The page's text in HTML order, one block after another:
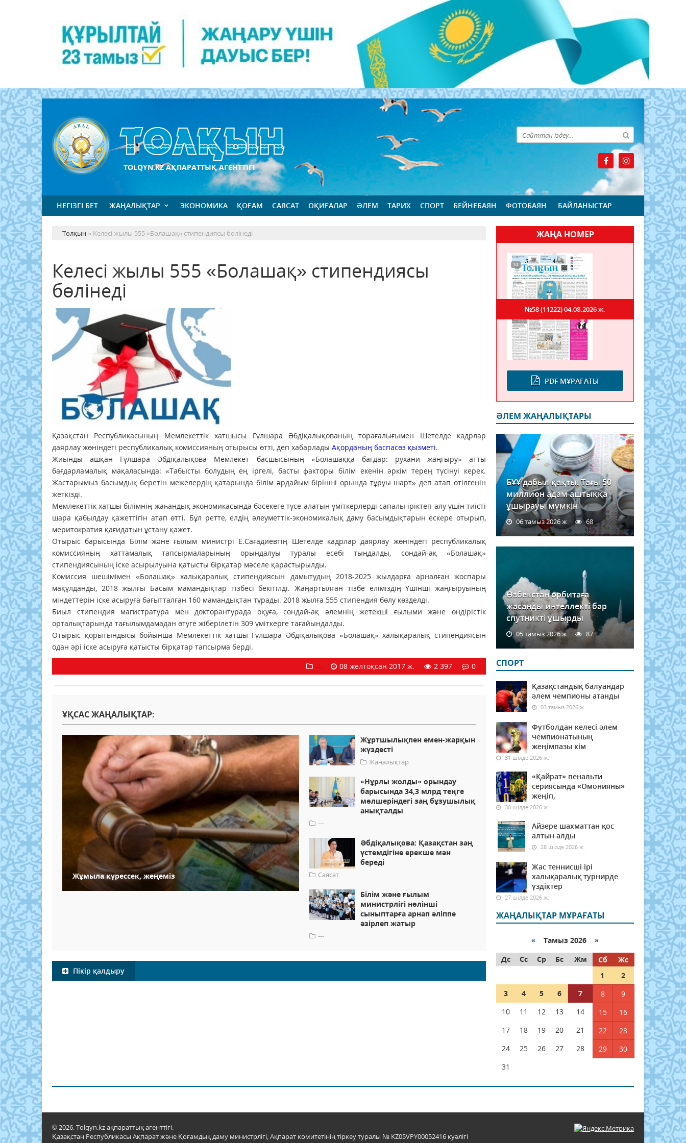
TOLQYN.KZ АҚПАРАТТЫҚ АГЕНТТІГІ
НЕГІЗГІ БЕТ ЖАҢАЛЫҚТАР ЭКОНОМИКА ҚОҒАМ САЯСАТ ОҚИҒАЛАР ӘЛЕМ ТАРИХ СПОРТ БЕЙНЕБАЯН ФОТОБАЯН БАЙЛАНЫСТАР
Толқын » Келесі жылы 555 «Болашақ» стипендиясы бөлінеді
Келесі жылы 555 «Болашақ» стипендиясы
бөлінеді
Қазақстан Республикасының Мемлекеттік хатшысы Гүлшара Әбдіқалықованың төрағалығымен Шетелде кадрлар
даярлау жөніндегі республикалық комиссияның отырысы өтті, деп хабарлады Ақорданың баспасөз қызметі.
Жиынды ашқан Гүлшара Әбдіқалықова Мемлекет басшысының «Болашаққа бағдар: рухани жаңғыру» атты
бағдарламалық мақаласында: «Табысты болудың ең іргелі, басты факторы білім екенін әркім терең түсінуі керек.
Жастарымыз басымдық беретін межелердің қатарында білім әрдайым бірінші орында тұруы шарт» деп атап өтілгенін
жеткізді.
Мемлекеттік хатшы білімнің жаһандық экономикасында бәсекеге түсе алатын үміткерлерді сапалы іріктеп алу үшін тиісті
шара қабылдау қажеттігін атап өтті. Бұл ретте, елдің әлеуметтік-экономикалық даму басымдықтарын ескере отырып,
меритократия қағидатын ұстану қажет.
Отырыс барысында Білім және ғылым министрі Е.Сағадиевтің Шетелде кадрлар даярлау жөніндегі республикалық
комиссияның хаттамалық тапсырмаларының орындалуы туралы есебі тыңдалды, сондай-ақ «Болашақ»
стипендиясының іске асырылуына қатысты бірқатар мәселе қарастырылды.
Комиссия шешімімен «Болашақ» халықаралық стипендиясын дамытудың 2018-2025 жылдарға арналған жоспары
мақұлданды, 2018 жылғы Басым мамандықтар тізбесі бекітілді. Жаңартылған тізбе еліміздің Үшінші жаңғыруының
міндеттерін іске асыруға бағытталған 160 мамандықтан тұрады. 2018 жылға 555 стипендия бөлу көзделді.
Биыл стипендия магистратура мен докторантурада оқуға, сондай-ақ әлемнің жетекші ғылыми және өндірістік
орталықтарында тағылымдамадан өтуге жіберілетін 309 үміткерге тағайындалды.
Отырыс қорытындысы бойынша Мемлекеттік хатшы Гүлшара Әбдіқалықова «Болашақ» халықаралық стипендиясын
одан әрі іске асыруға қатысты бірқатар тапсырма берді.
---
08 желтоқсан 2017 ж. 2 397 0
ҰҚСАС ЖАҢАЛЫҚТАР:
Жұмыла күрессек, жеңеміз
Жұртшылықпен емен-жарқын
жүздесті
Жаңалықтар
«Нұрлы жолды» орындау
барысында 34,3 млрд теңге
мөлшеріндегі заң бұзушылық
анықталды
---
Әбдіқалықова: Қазақстан заң
үстемдігіне ерекше мән
береді
Саясат
Білім және ғылым
министрлігі нөлінші
сыныптарға арнап әліппе
әзірлеп жатыр
---
Пікір қалдыру
ЖАҢА НОМЕР
PDF МҰРАҒАТЫ
№58 (11222)04.08.2026 ж.
ӘЛЕМ ЖАҢАЛЫҚТАРЫ
БҰҰ дабыл қақты: Тағы 50
миллион адам аштыққа
ұшырауы мүмкін
06 тамыз 2026 ж. 68
Өзбекстан орбитаға
жасанды интеллекті бар
спутникті ұшырды
05 тамыз 2026 ж. 87
СПОРТ
Қазақстандық балуандар
әлем чемпионы атанды
03 тамыз 2026 ж.
Футболдан келесі әлем
чемпионатының
жеңімпазы кім
31 шілде 2026 ж.
«Қайрат» пенальти
сериясында «Омонияны»
жеңіп,
30 шілде 2026 ж.
Айзере шахматтан қос
алтын алды
28 шілде 2026 ж.
Жас теннисші ірі
халықаралық турнирде
үздіктер
27 шілде 2026 ж.
ЖАҢАЛЫҚТАР МҰРАҒАТЫ
« Тамыз 2026 »
Дс
Сс Ср Бс Жм Сб
Жс
1
2
3
4 5 6 7 8
9
10
11 12 13 14 15
16
17
18 19 20 21 22
23
24
25 26 27 28 29
30
31
© 2026. Tolqyn.kz ақпараттық агенттігі.
Қазақстан Республикасы Ақпарат және Қоғамдық даму министрлігі, Ақпарат комитетінің тіркеу туралы № KZ05VPY00052416 куәлігі